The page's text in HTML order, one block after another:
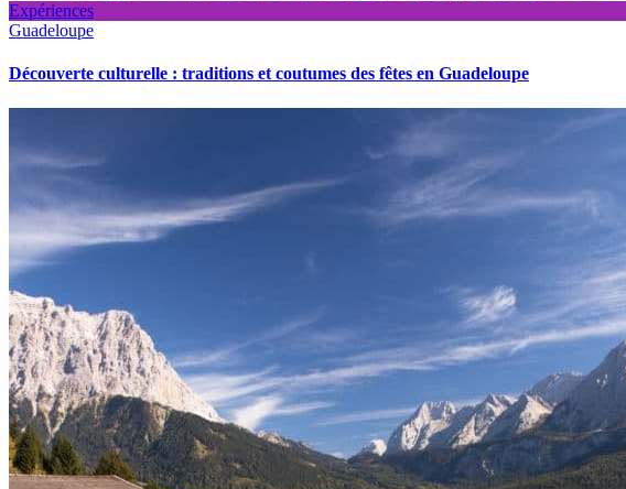
Expériences
Guadeloupe
Découverte culturelle : traditions et coutumes des fêtes en Guadeloupe